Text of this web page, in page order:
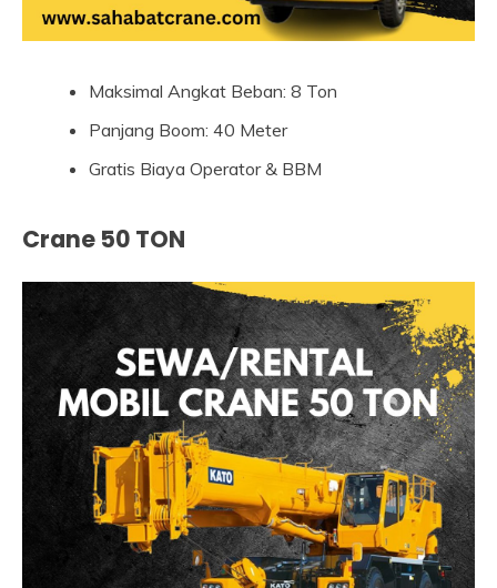
Maksimal Angkat Beban: 8 Ton
Panjang Boom: 40 Meter
Gratis Biaya Operator & BBM
Crane 50 TON